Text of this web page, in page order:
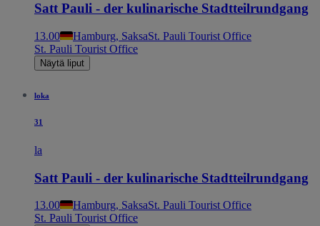
Satt Pauli - der kulinarische Stadtteilrundgang
13.00 Hamburg, SaksaSt. Pauli Tourist Office
St. Pauli Tourist Office
Näytä liput
loka
31
la
Satt Pauli - der kulinarische Stadtteilrundgang
13.00 Hamburg, SaksaSt. Pauli Tourist Office
St. Pauli Tourist Office